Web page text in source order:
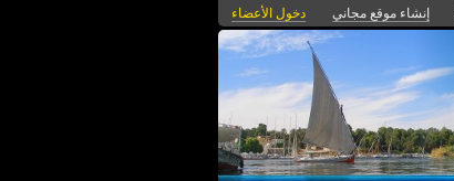
إنشاء موقع مجاني دخول الأعضاء